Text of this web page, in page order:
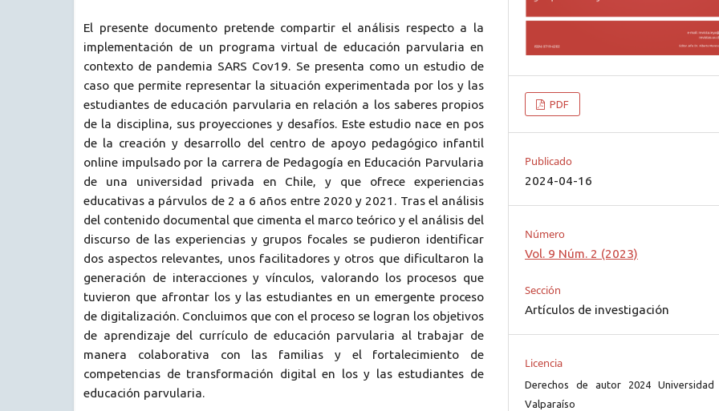
El presente documento pretende compartir el análisis respecto a la
implementación de un programa virtual de educación parvularia en
contexto de pandemia SARS Cov19. Se presenta como un estudio de
caso que permite representar la situación experimentada por los y las
estudiantes de educación parvularia en relación a los saberes propios
de la disciplina, sus proyecciones y desafíos. Este estudio nace en pos
de la creación y desarrollo del centro de apoyo pedagógico infantil
online impulsado por la carrera de Pedagogía en Educación Parvularia
de una universidad privada en Chile, y que ofrece experiencias
educativas a párvulos de 2 a 6 años entre 2020 y 2021. Tras el análisis
del contenido documental que cimenta el marco teórico y el análisis del
discurso de las experiencias y grupos focales se pudieron identificar
dos aspectos relevantes, unos facilitadores y otros que dificultaron la
generación de interacciones y vínculos, valorando los procesos que
tuvieron que afrontar los y las estudiantes en un emergente proceso
de digitalización. Concluimos que con el proceso se logran los objetivos
de aprendizaje del currículo de educación parvularia al trabajar de
manera colaborativa con las familias y el fortalecimiento de
competencias de transformación digital en los y las estudiantes de
educación parvularia.
PDF
Publicado
2024-04-16
Número
Vol. 9 Núm. 2 (2023)
Sección
Artículos de investigación
Licencia
Derechos de autor 2024 Universidad
Valparaíso